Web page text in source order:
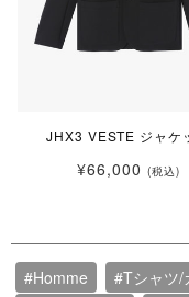
JHX3 VESTE ジャケ
¥66,000 (税込)
#Homme #Tシャツ/